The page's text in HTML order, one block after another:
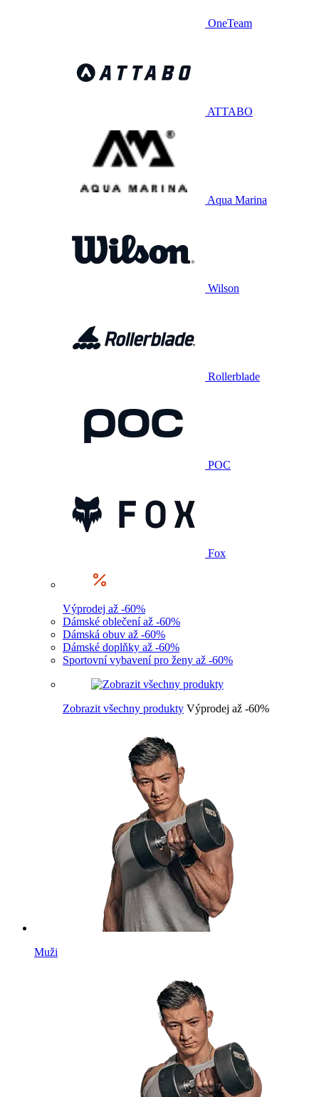
OneTeam
ATTABO
Aqua Marina
Wilson
Rollerblade
POC
Fox
Výprodej až -60%
Dámské oblečení až -60%
Dámská obuv až -60%
Dámské doplňky až -60%
Sportovní vybavení pro ženy až -60%
Zobrazit všechny produkty Výprodej až -60%
Muži